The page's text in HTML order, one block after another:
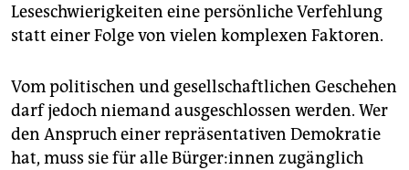
Leseschwierigkeiten eine persönliche Verfehlung
statt einer Folge von vielen komplexen Faktoren.
Vom politischen und gesellschaftlichen Geschehen
darf jedoch niemand ausgeschlossen werden. Wer
den Anspruch einer repräsentativen Demokratie
hat, muss sie für alle Bür­ge­r:in­nen zugänglich